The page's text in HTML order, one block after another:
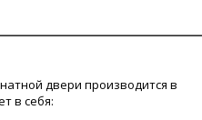
двери производится в
в себя: